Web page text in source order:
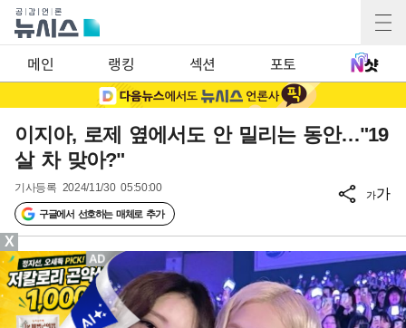
메인 랭킹 섹션 포토
이지아, 로제 옆에서도 안 밀리는 동안…"19
살 차 맞아?"
기사등록 2024/11/30 05:50:00
구글에서 선호하는 매체로 추가
가가
X